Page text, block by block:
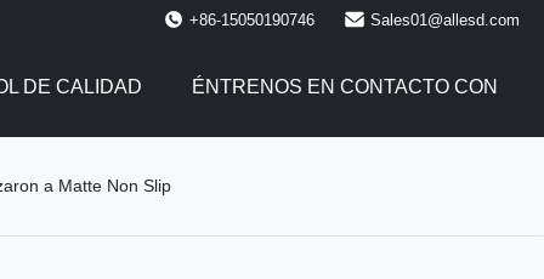
+86-15050190746 Sales01@allesd.com
DE CALIDAD ÉNTRENOS EN CONTACTO CON
a Matte Non Slip